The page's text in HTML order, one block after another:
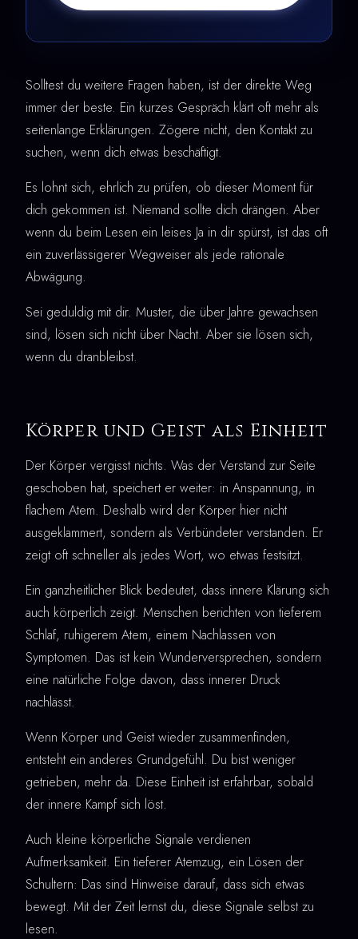
Solltest du weitere Fragen haben, ist der direkte Weg
immer der beste. Ein kurzes Gespräch klärt oft mehr als
seitenlange Erklärungen. Zögere nicht, den Kontakt zu
suchen, wenn dich etwas beschäftigt.
Es lohnt sich, ehrlich zu prüfen, ob dieser Moment für
dich gekommen ist. Niemand sollte dich drängen. Aber
wenn du beim Lesen ein leises Ja in dir spürst, ist das oft
ein zuverlässigerer Wegweiser als jede rationale
Abwägung.
Sei geduldig mit dir. Muster, die über Jahre gewachsen
sind, lösen sich nicht über Nacht. Aber sie lösen sich,
wenn du dranbleibst.
Körper und Geist als Einheit
Der Körper vergisst nichts. Was der Verstand zur Seite
geschoben hat, speichert er weiter: in Anspannung, in
flachem Atem. Deshalb wird der Körper hier nicht
ausgeklammert, sondern als Verbündeter verstanden. Er
zeigt oft schneller als jedes Wort, wo etwas festsitzt.
Ein ganzheitlicher Blick bedeutet, dass innere Klärung sich
auch körperlich zeigt. Menschen berichten von tieferem
Schlaf, ruhigerem Atem, einem Nachlassen von
Symptomen. Das ist kein Wunderversprechen, sondern
eine natürliche Folge davon, dass innerer Druck
nachlässt.
Wenn Körper und Geist wieder zusammenfinden,
entsteht ein anderes Grundgefühl. Du bist weniger
getrieben, mehr da. Diese Einheit ist erfahrbar, sobald
der innere Kampf sich löst.
Auch kleine körperliche Signale verdienen
Aufmerksamkeit. Ein tieferer Atemzug, ein Lösen der
Schultern: Das sind Hinweise darauf, dass sich etwas
bewegt. Mit der Zeit lernst du, diese Signale selbst zu
lesen.